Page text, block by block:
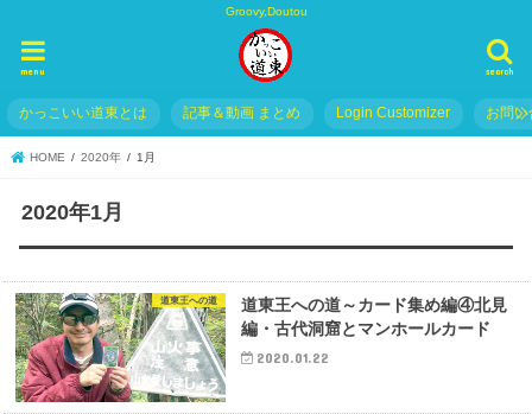
Groovy,Doutou
search
menu
かっこいい道東とは 記事＆動画 まとめ Login Customizer お問い
HOME 2020年 1月
2020年1月
道東王への道
道東王への道～カード集め編④北見
編・古代洞窟とマンホールカード
2020.01.22